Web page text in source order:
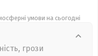
умови на сьогодні
грози